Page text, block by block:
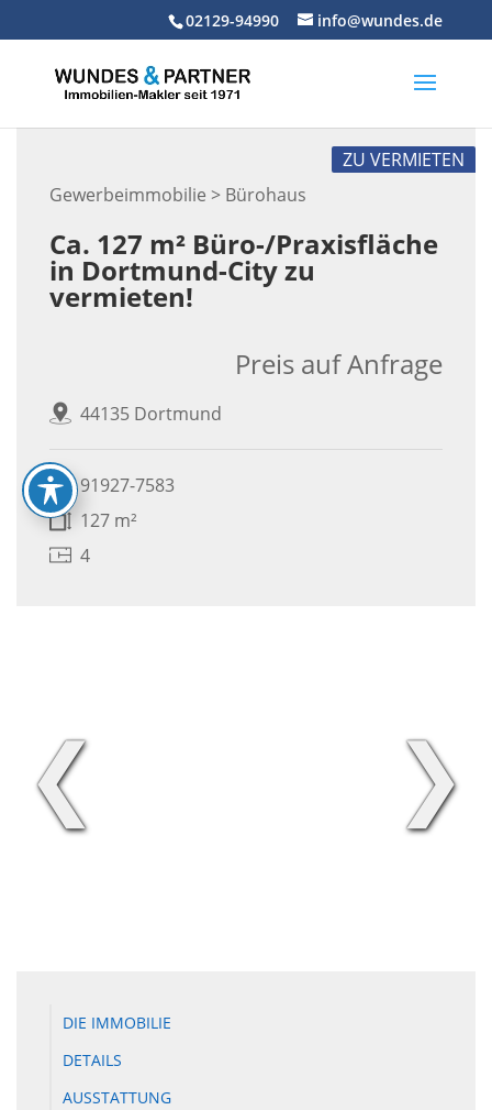
02129-94990 info@wundes.de
Gewerbeimmobilie > Bürohaus
ZU VERMIETEN
Ca. 127 m² Büro-/Praxisfläche
in Dortmund-City zu
vermieten!
44135 Dortmund
Preis auf Anfrage
91927-7583
127 m²
4
❮ ❯
DIE IMMOBILIE
DETAILS
AUSSTATTUNG